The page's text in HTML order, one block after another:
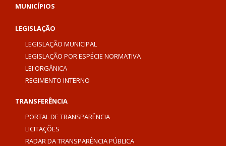
MUNICÍPIOS
LEGISLAÇÃO
LEGISLAÇÃO MUNICIPAL
LEGISLAÇÃO POR ESPÉCIE NORMATIVA
LEI ORGÂNICA
REGIMENTO INTERNO
TRANSFERÊNCIA
PORTAL DE TRANSPARÊNCIA
LICITAÇÕES
RADAR DA TRANSPARÊNCIA PÚBLICA